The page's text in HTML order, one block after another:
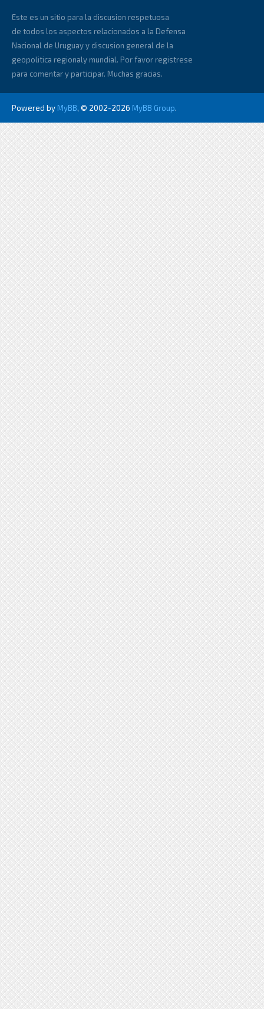
Este es un sitio para la discusion respetuosa
de todos los aspectos relacionados a la Defensa
Nacional de Uruguay y discusion general de la
geopolitica regionaly mundial. Por favor registrese
para comentar y participar. Muchas gracias.
Powered by MyBB, © 2002-2026 MyBB Group.